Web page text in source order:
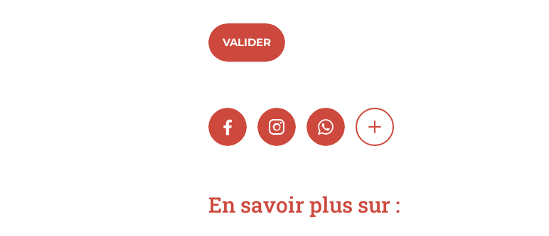
VALIDER
FACEBOOKINSTAGRAMWHATSAPPSHOW MORE
En savoir plus sur :